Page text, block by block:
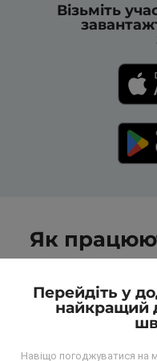
Візьміть
Як
Звідки
Перейдіть у
найкращий
Навіщо погоджуватися